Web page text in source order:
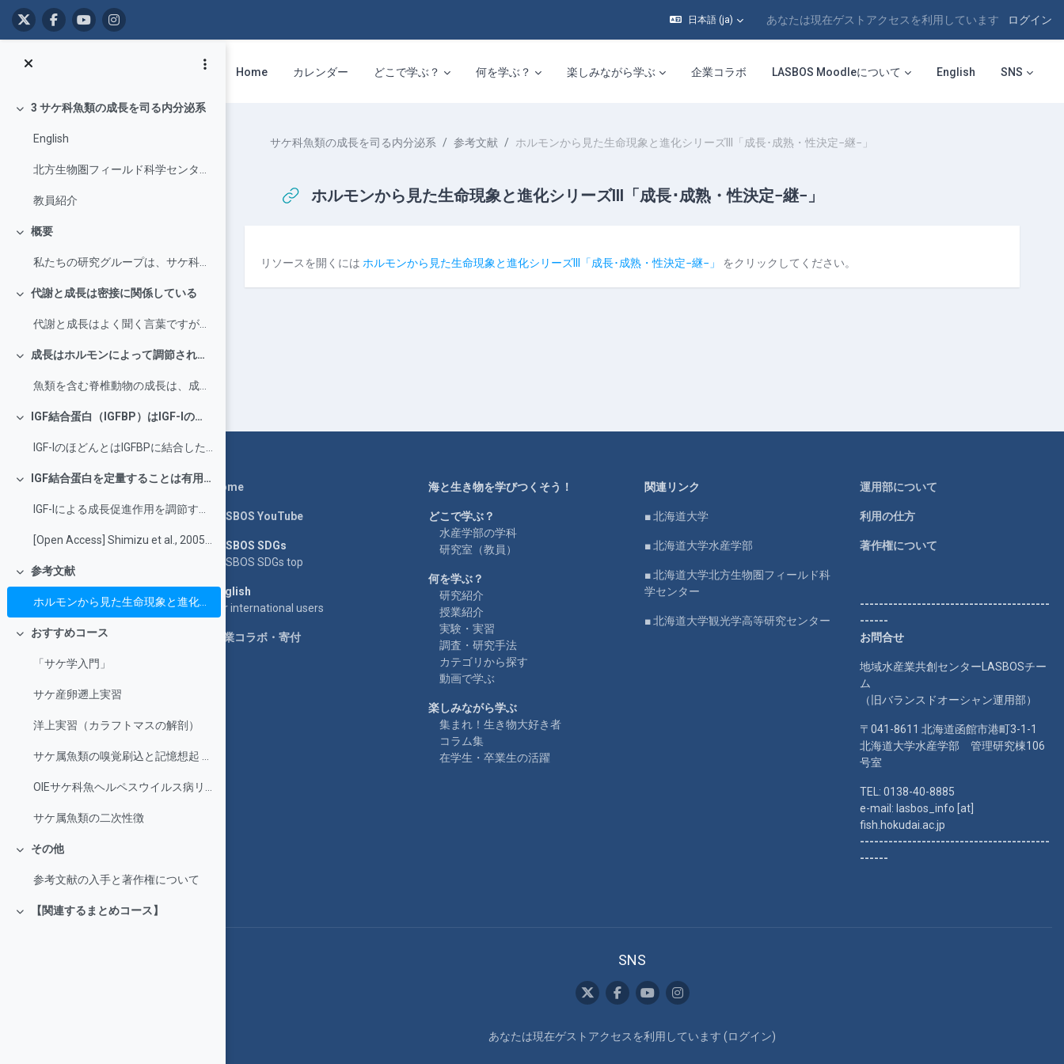
日本語 ‎(ja)‎ あなたは現在ゲストアクセスを利用しています ログイン
Home カレンダー どこで学ぶ？ 何を学ぶ？ 楽しみながら学ぶ 企業コラボ LASBOS Moodleについて English SNS
折りたたむ
3 サケ科魚類の成長を司る内分泌系
English
北方生物圏フィールド科学センター・清水研究室の紹介です
教員紹介
折りたたむ
概要
私たちの研究グループは、サケ科魚類の成長がホルモンによってどのように調節されているのかを調べています...
折りたたむ
代謝と成長は密接に関係している
代謝と成長はよく聞く言葉ですが、両者の関係は下の図のようになっています。代謝は、エネルギーを消費して...
折りたたむ
成長はホルモンによって調節されている
魚類を含む脊椎動物の成長は、成長ホルモン（GH）とインスリン様成長因子（IGF）-Iによって主に調節...
折りたたむ
IGF結合蛋白（IGFBP）はIGF-Iの活性を調節している
IGF-IのほどんとはIGFBPに結合した状態で存在します。IGFBPは、IGF-Iが受容体に結合す...
折りたたむ
IGF結合蛋白を定量することは有用である
IGF-Iによる成長促進作用を調節するIGFBPですが、サケ科魚類の血中には主に3タイプが存在します...
[Open Access] Shimizu et al., 2005, Journal of Endocrinology
折りたたむ
参考文献
ホルモンから見た生命現象と進化シリーズIII「成長･成熟・性決定−継−」
折りたたむ
おすすめコース
「サケ学入門」
サケ産卵遡上実習
洋上実習（カラフトマスの解剖）
サケ属魚類の嗅覚刷込と記憶想起 のメカニズム
OIEサケ科魚ヘルペスウイルス病リファレンスラボラトリー
サケ属魚類の二次性徴
折りたたむ
その他
参考文献の入手と著作権について
折りたたむ
【関連するまとめコース】
サケ科魚類の成長を司る内分泌系 参考文献 ホルモンから見た生命現象と進化シリーズIII「成長･成熟・性決定−継−」
ホルモンから見た生命現象と進化シリーズIII「成長･成熟・性決定−継−」
リソースを開くには ホルモンから見た生命現象と進化シリーズIII「成長･成熟・性決定−継−」 をクリックしてください。
Home
LASBOS YouTube
LASBOS SDGs
LASBOS SDGs top
English
For international users
企業コラボ・寄付
海と生き物を学びつくそう！
どこで学ぶ？
水産学部の学科
研究室（教員）
何を学ぶ？
研究紹介
授業紹介
実験・実習
調査・研究手法
カテゴリから探す
動画で学ぶ
楽しみながら学ぶ
集まれ！生き物大好き者
コラム集
在学生・卒業生の活躍
関連リンク
■ 北海道大学
■ 北海道大学水産学部
■ 北海道大学北方生物圏フィールド科
学センター
■ 北海道大学観光学高等研究センター
運用部について
利用の仕方
著作権について
----------------------------------------
------
お問合せ
地域水産業共創センターLASBOSチー
ム
（旧バランスドオーシャン運用部）
〒041-8611 北海道函館市港町3-1-1
北海道大学水産学部 管理研究棟106
号室
TEL: 0138-40-8885
e-mail: lasbos_info [at]
fish.hokudai.ac.jp
----------------------------------------
------
SNS
あなたは現在ゲストアクセスを利用しています (ログイン)